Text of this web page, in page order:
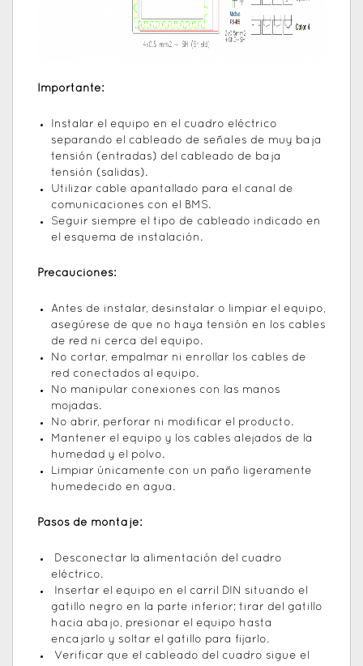
Importante:
Instalar el equipo en el cuadro eléctrico
separando el cableado de señales de muy baja
tensión (entradas) del cableado de baja
tensión (salidas).
Utilizar cable apantallado para el canal de
comunicaciones con el BMS.
Seguir siempre el tipo de cableado indicado en
el esquema de instalación.
Precauciones:
Antes de instalar, desinstalar o limpiar el equipo,
asegúrese de que no haya tensión en los cables
de red ni cerca del equipo.
No cortar, empalmar ni enrollar los cables de
red conectados al equipo.
No manipular conexiones con las manos
mojadas.
No abrir, perforar ni modificar el producto.
Mantener el equipo y los cables alejados de la
humedad y el polvo.
Limpiar únicamente con un paño ligeramente
humedecido en agua.
Pasos de montaje:
Desconectar la alimentación del cuadro
eléctrico.
Insertar el equipo en el carril DIN situando el
gatillo negro en la parte inferior; tirar del gatillo
hacia abajo, presionar el equipo hasta
encajarlo y soltar el gatillo para fijarlo.
Verificar que el cableado del cuadro sigue el